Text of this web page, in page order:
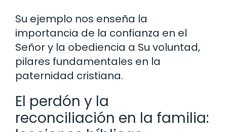
Su ejemplo nos enseña la
importancia de la confianza en el
Señor y la obediencia a Su voluntad,
pilares fundamentales en la
paternidad cristiana.
El perdón y la
reconciliación en la familia: